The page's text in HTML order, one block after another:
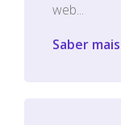
web...
Saber mais